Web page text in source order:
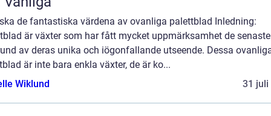
de fantastiska värdena av ovanliga palettblad Inledning:
är växter som har fått mycket uppmärksamhet de
av deras unika och iögonfallande utseende. Dessa
är inte bara enkla växter, de är ko...
Wiklund
31 juli